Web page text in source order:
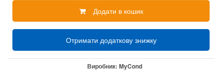
Додати в кошик
Отримати додаткову знижку
Виробник: MyCond